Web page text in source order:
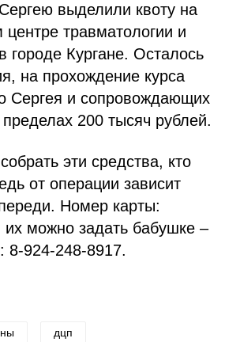
выделили квоту на
травматологии и
Кургане. Осталось
на прохождение курса
Сергея и сопровождающих
200 тысяч рублей.
эти средства, кто
от операции зависит
Номер карты:
их можно задать бабушке –
8-924-248-8917.
дцп